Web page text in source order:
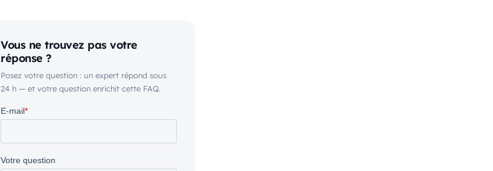
Vous ne trouvez pas votre
réponse ?
Posez votre question : un expert répond sous
24 h — et votre question enrichit cette FAQ.